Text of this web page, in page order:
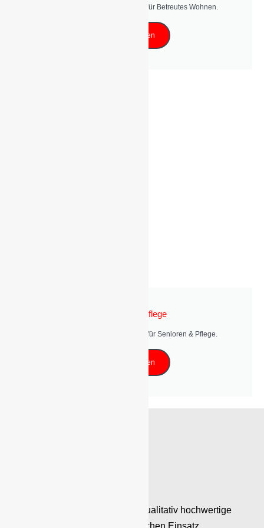
Entdecken Sie unser Angebote für Betreutes Wohnen.
Mehr erfahren
Senioren & Pflege
Entdecken Sie unsere Angebot für Senioren & Pflege.
Mehr erfahren
Wir stehen seit 1990 für eine qualitativ hochwertige
Arbeit und unseren ehrenamtlichen Einsatz.